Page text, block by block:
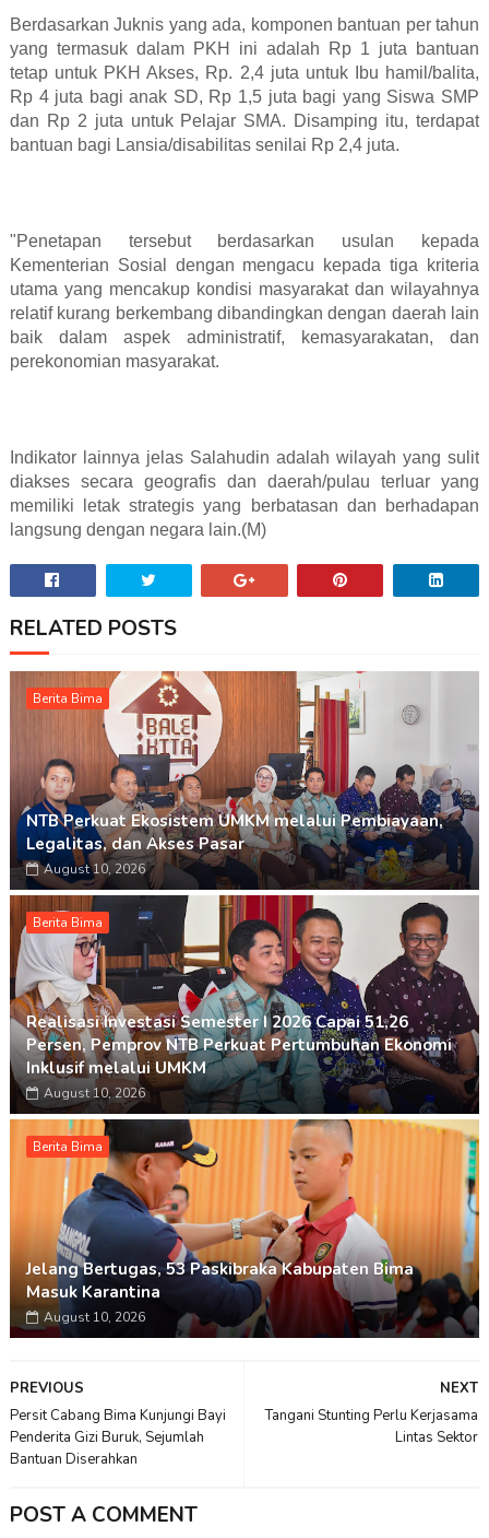
Berdasarkan Juknis yang ada, komponen bantuan per tahun
yang termasuk dalam PKH ini adalah Rp 1 juta bantuan
tetap untuk PKH Akses, Rp. 2,4 juta untuk Ibu hamil/balita,
Rp 4 juta bagi anak SD, Rp 1,5 juta bagi yang Siswa SMP
dan Rp 2 juta untuk Pelajar SMA. Disamping itu, terdapat
bantuan bagi Lansia/disabilitas senilai Rp 2,4 juta.
"Penetapan tersebut berdasarkan usulan kepada
Kementerian Sosial dengan mengacu kepada tiga kriteria
utama yang mencakup kondisi masyarakat dan wilayahnya
relatif kurang berkembang dibandingkan dengan daerah lain
baik dalam aspek administratif, kemasyarakatan, dan
perekonomian masyarakat.
Indikator lainnya jelas Salahudin adalah wilayah yang sulit
diakses secara geografis dan daerah/pulau terluar yang
memiliki letak strategis yang berbatasan dan berhadapan
langsung dengan negara lain.(M)
RELATED POSTS
Berita Bima
NTB Perkuat Ekosistem UMKM melalui Pembiayaan,
Legalitas, dan Akses Pasar
August 10, 2026
Berita Bima
Realisasi Investasi Semester I 2026 Capai 51,26
Persen, Pemprov NTB Perkuat Pertumbuhan Ekonomi
Inklusif melalui UMKM
August 10, 2026
Berita Bima
Jelang Bertugas, 53 Paskibraka Kabupaten Bima
Masuk Karantina
August 10, 2026
NEXT
Tangani Stunting Perlu Kerjasama
Lintas Sektor
PREVIOUS
Persit Cabang Bima Kunjungi Bayi
Penderita Gizi Buruk, Sejumlah
Bantuan Diserahkan
POST A COMMENT